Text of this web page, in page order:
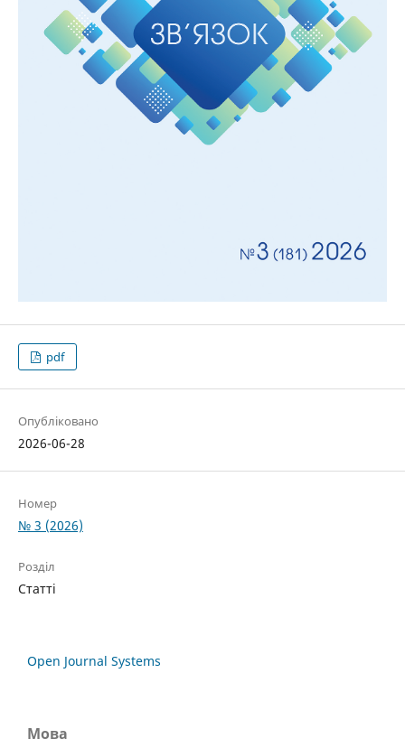
pdf
Опубліковано
2026-06-28
Номер
№ 3 (2026)
Розділ
Статті
Open Journal Systems
Мова